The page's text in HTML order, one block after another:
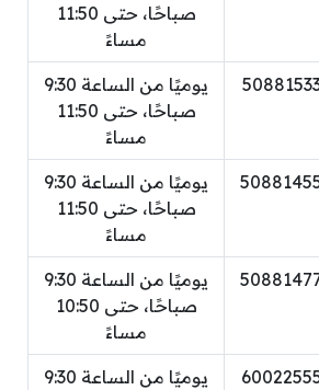
صباحًا، حتى 11:50
مساءً
يوميًا من الساعة 9:30
صباحًا، حتى 11:50
مساءً
يوميًا من الساعة 9:30
صباحًا، حتى 11:50
مساءً
يوميًا من الساعة 9:30
صباحًا، حتى 10:50
مساءً
يوميًا من الساعة 9:30